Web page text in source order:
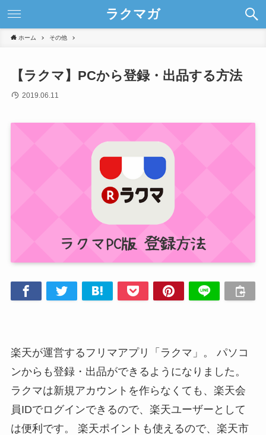
ラクマガ
ホーム その他
【ラクマ】PCから登録・出品する方法
2019.06.11
楽天が運営するフリマアプリ「ラクマ」。 パソコ
ンからも登録・出品ができるようになりました。
ラクマは新規アカウントを作らなくても、楽天会
員IDでログインできるので、楽天ユーザーとして
は便利です。 楽天ポイントも使えるので、楽天市